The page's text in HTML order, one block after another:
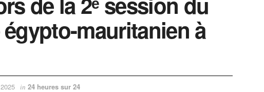
mauritanien à
in 24 heures sur 24